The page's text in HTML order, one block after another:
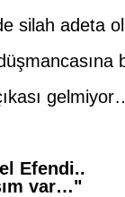
silah adeta
Efendi..
var…"